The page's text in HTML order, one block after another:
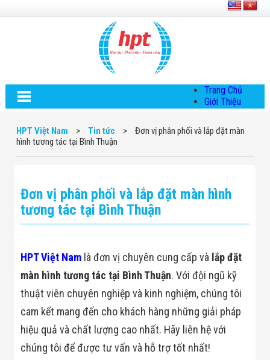
Trang Chủ
Giới Thiệu
Nam
Hội Đồng Quản
Mật Thông Tin
Thông Tin
Giải Pháp
Giải Pháp Thiết
Bị Ngành Thủy
Sản - Đông
Lạnh
Giải Pháp Thiết
Bị Ngành Thực
Phẩm Đóng Gói
Giải Pháp Thiết
Bị Ngành May
HPT Việt Nam > Tin tức >
Đơn vị phân phối và lắp đặt màn
hình tương tác tại Bình Thuận
Đơn vị phân phối và lắp đặt màn hình
tương tác tại Bình Thuận
HPT Việt Nam là đơn vị chuyên cung cấp và lắp đặt
màn hình tương tác tại Bình Thuận. Với đội ngũ kỹ
thuật viên chuyên nghiệp và kinh nghiệm, chúng tôi
cam kết mang đến cho khách hàng những giải pháp
hiệu quả và chất lượng cao nhất. Hãy liên hệ với
chúng tôi để được tư vấn và hỗ trợ tốt nhất!